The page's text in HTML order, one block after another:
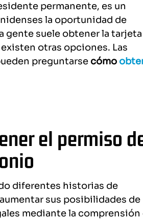
permanente, es un
la oportunidad de
gente suele obtener la tarjeta
otras opciones. Las
preguntarse cómo
el permiso
diferentes historias de
sus posibilidades de
mediante la comprensión